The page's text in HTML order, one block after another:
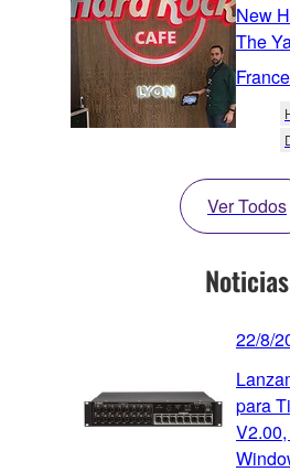
New
The
France
Ver Todos
Noticias
22/8/
para